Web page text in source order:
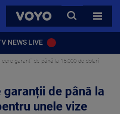
VOYO
CAUTA
TOATE
NEWS LIVE
cere garanții de până la 15.000 de dolari
garanții de până la
unele vize